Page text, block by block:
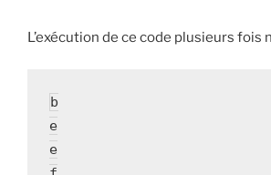
L’exécution de ce code plusieurs fois
b
e
e